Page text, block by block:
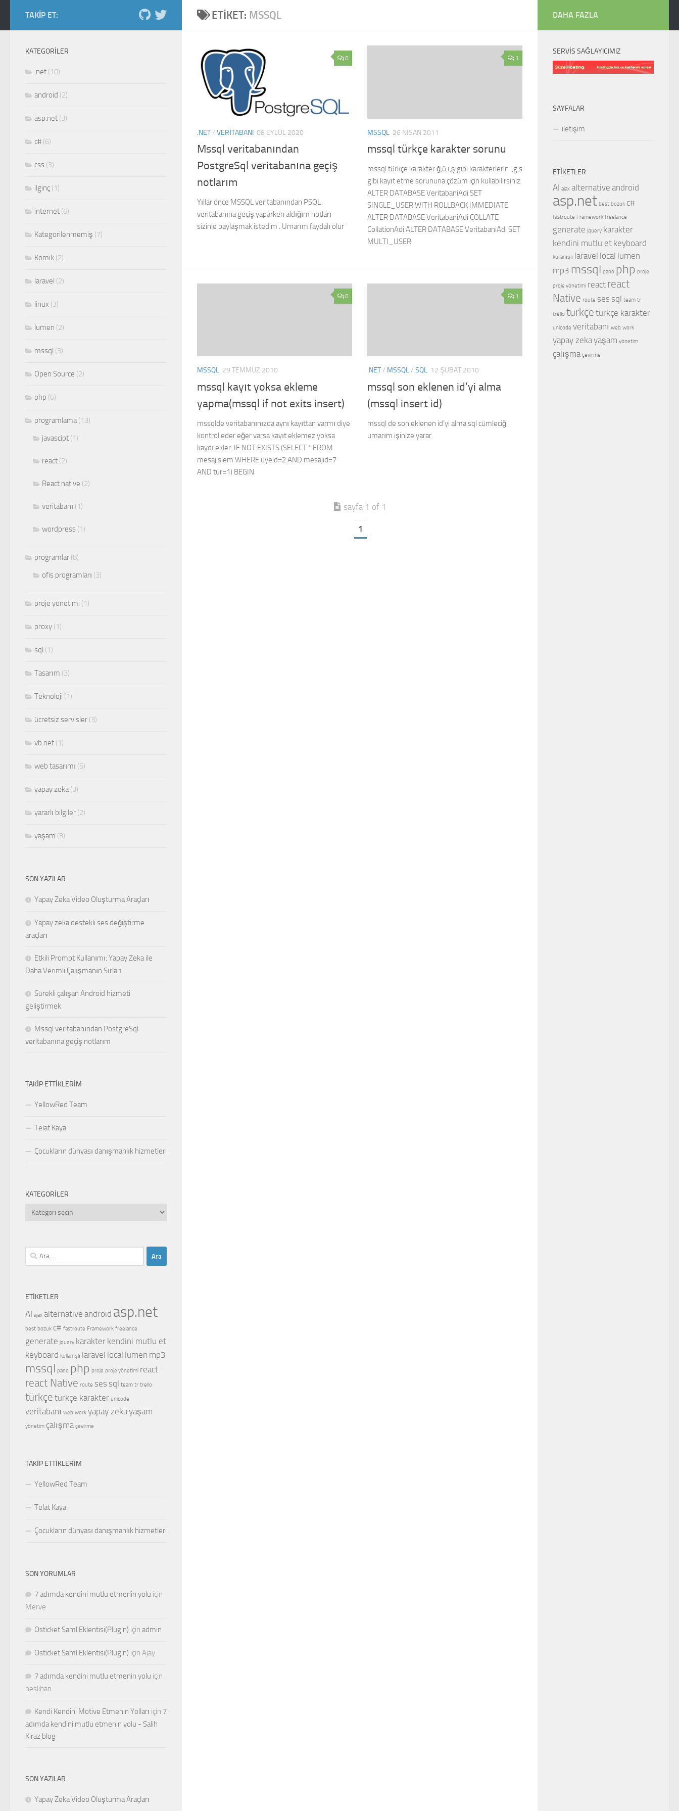
Skip to content
Salih Kiraz blog
ETIKET: MSSQL
0
.NET/ VERITABANI 08 EYLÜL 2020
Mssql veritabanından
PostgreSql veritabanına geçiş
notlarım
Yıllar önce MSSQL veritabanından PSQL
veritabanına geçiş yaparken aldığım notları
sizinle paylaşmak istedim . Umarım faydalı olur
1
MSSQL 26 NISAN 2011
mssql türkçe karakter sorunu
mssql türkçe karakter ğ,ü,ı,ş gibi karakterlerin i,g,s
gibi kayıt etme sorununa çözüm için kullabilirsiniz.
ALTER DATABASE VeritabaniAdi SET
SINGLE_USER WITH ROLLBACK IMMEDIATE
ALTER DATABASE VeritabaniAdi COLLATE
CollationAdi ALTER DATABASE VeritabaniAdi SET
MULTI_USER
0
MSSQL 29 TEMMUZ 2010
mssql kayıt yoksa ekleme
yapma(mssql if not exits insert)
mssqlde veritabanınızda aynı kayıttan varmı diye
kontrol eder eğer varsa kayıt eklemez yoksa
kaydı ekler. IF NOT EXISTS (SELECT * FROM
mesajislem WHERE uyeid=2 AND mesajid=7
AND tur=1) BEGIN
1
.NET/ MSSQL/ SQL 12 ŞUBAT 2010
mssql son eklenen id’yi alma
(mssql insert id)
mssql de son eklenen id’yi alma sql cümleciği
umarım işinize yarar.
sayfa 1 of 1
1
TAKIP ET:
KATEGORILER
.net (10)
android (2)
asp.net (3)
c# (6)
css (3)
ilginç (1)
internet (6)
Kategorilenmemiş (7)
Komik (2)
laravel (2)
linux (3)
lumen (2)
mssql (3)
Open Source (2)
php (6)
programlama(13)
javascipt (1)
react (2)
React native (2)
veritabanı (1)
wordpress (1)
programlar (8)
ofis programları (3)
proje yönetimi (1)
proxy (1)
sql (1)
Tasarım (3)
Teknoloji (1)
ücretsiz servisler (3)
vb.net (1)
web tasarımı (5)
yapay zeka(3)
yararlı bilgiler (2)
yaşam (3)
SON YAZILAR
Yapay Zeka Video Oluşturma Araçları
Yapay zeka destekli ses değiştirme
araçları
Etkili Prompt Kullanımı: Yapay Zeka ile
Daha Verimli Çalışmanın Sırları
Sürekli çalışan Android hizmeti
geliştirmek
Mssql veritabanından PostgreSql
veritabanına geçiş notlarım
TAKIP ETTIKLERIM
YellowRed Team
Telat Kaya
Çocukların dünyası danışmanlık hizmetleri
KATEGORILER
Kategoriler
Arama:
ETIKETLER
AI ajax alternative android asp.net
best bozuk c# fastroute Framework freelance
generate jquery karakter kendini mutlu et
keyboard kullanışlı laravel local lumen mp3
mssql pano php proje proje yönetimi react
react Native route ses sql team tr trello
türkçe türkçe karakter unicode
veritabanı web work yapay zekayaşam
yönetim çalışma çevirme
TAKIP ETTIKLERIM
YellowRed Team
Telat Kaya
Çocukların dünyası danışmanlık hizmetleri
SON YORUMLAR
7 adımda kendini mutlu etmenin yolu için
Merve
Osticket Saml Eklentisi(Plugin) için admin
Osticket Saml Eklentisi(Plugin) için Ajay
7 adımda kendini mutlu etmenin yolu için
neslihan
Kendi Kendini Motive Etmenin Yolları için 7
adımda kendini mutlu etmenin yolu - Salih
Kiraz blog
SON YAZILAR
Yapay Zeka Video Oluşturma Araçları
DAHA FAZLA
SERVIS SAĞLAYICIMIZ
SAYFALAR
iletişim
ETIKETLER
AI ajax alternative android
asp.net best bozuk c#
fastroute Framework freelance
generate jquery karakter
kendini mutlu et keyboard
kullanışlı laravel local lumen
mp3 mssql pano php proje
proje yönetimi react react
Native route ses sql team tr
trello türkçe türkçe karakter
unicode veritabanı web work
yapay zekayaşam yönetim
çalışma çevirme